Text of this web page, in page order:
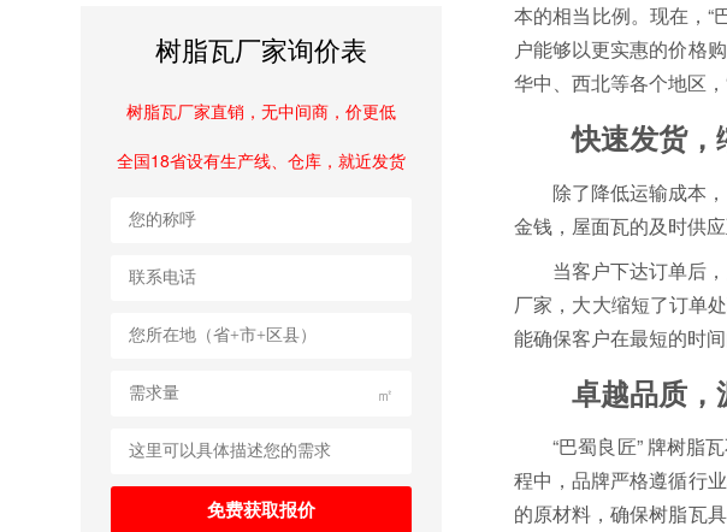
树脂瓦厂家询价表
树脂瓦厂家直销，无中间商，价更低
全国18省设有生产线、仓库，就近发货
㎡
本的相当比例。现在，“
户能够以更实惠的价格
华中、西北等各个地区
快速发货，
除了降低运输成本
金钱，屋面瓦的及时供
当客户下达订单后
厂家，大大缩短了订单
能确保客户在最短的时
卓越品质，
“巴蜀良匠” 牌树脂
程中，品牌严格遵循行
的原材料，确保树脂瓦